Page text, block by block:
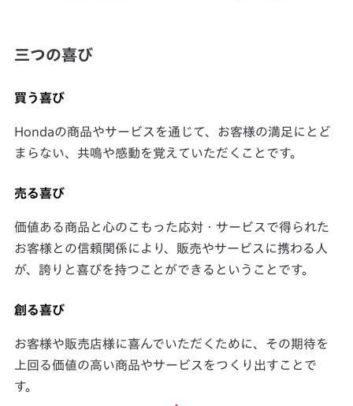
三つの喜び
買う喜び
Hondaの商品やサービスを通じて、お客様の満足にとど
まらない、共鳴や感動を覚えていただくことです。
売る喜び
価値ある商品と心のこもった応対・サービスで得られた
お客様との信頼関係により、販売やサービスに携わる人
が、誇りと喜びを持つことができるということです。
創る喜び
お客様や販売店様に喜んでいただくために、その期待を
上回る価値の高い商品やサービスをつくり出すことで
す。